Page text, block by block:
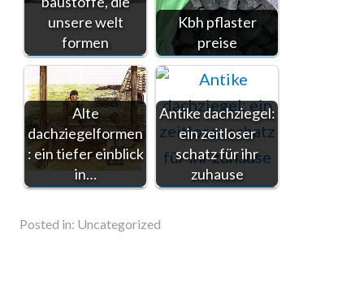
unsere welt
formen
Kbh pflaster
preise
Alte
dachziegelformen
: ein tiefer einblick
in…
Antike dachziegel:
ein zeitloser
schatz für ihr
zuhause
Posted in: Uncategorized